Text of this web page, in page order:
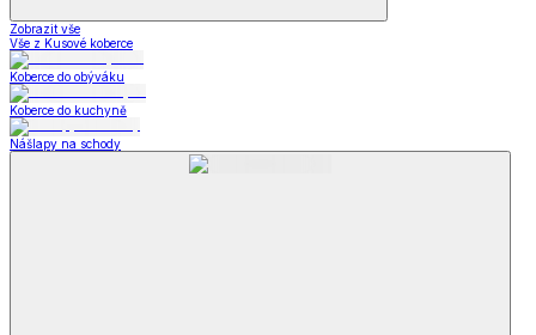
Zobrazit vše
Vše z Kusové koberce
Koberce do obýváku
Koberce do kuchyně
Nášlapy na schody